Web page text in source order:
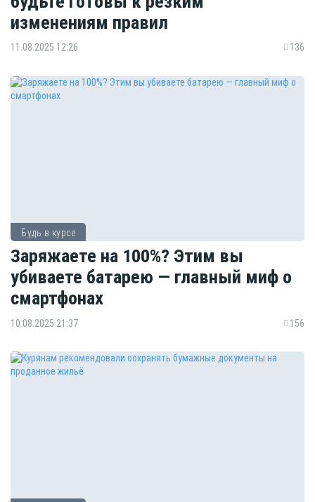
изменениям правил
11.08.2025 12:26 136
Будь в курсе
Заряжаете на 100%? Этим вы
убиваете батарею — главный миф о
смартфонах
10.08.2025 21:37 156